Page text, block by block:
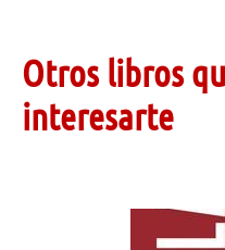
Otros libros
interesarte